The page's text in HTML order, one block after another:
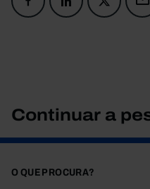
Continuar a
O QUE PROCURA?